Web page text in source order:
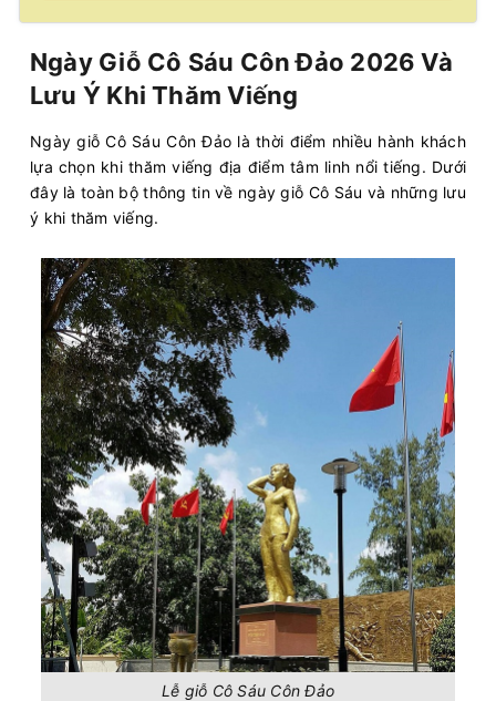
Ngày Giỗ Cô Sáu Côn Đảo 2026 Và
Lưu Ý Khi Thăm Viếng
Ngày giỗ Cô Sáu Côn Đảo là thời điểm nhiều hành khách
lựa chọn khi thăm viếng địa điểm tâm linh nổi tiếng. Dưới
đây là toàn bộ thông tin về ngày giỗ Cô Sáu và những lưu
ý khi thăm viếng.
Lễ giỗ Cô Sáu Côn Đảo